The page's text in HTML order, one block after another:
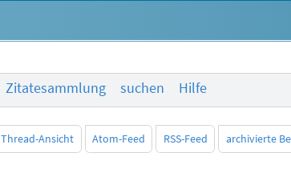
Zitatesammlung suchen Hilfe
Thread-Ansicht Atom-Feed RSS-Feed archivierte